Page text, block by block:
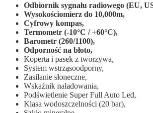
Odbiornik sygnału radiowego (EU,
Wysokościomierz do 10,000m,
Cyfrowy kompas,
Termometr (-10°C / +60°C),
Barometr (260/1100),
Odporność na błoto,
Koperta i pasek z tworzywa,
System wstrząsoodporny,
Zasilanie słoneczne,
Wskaźnik naładowania,
Podświetlenie Super Full Auto Led,
Klasa wodoszczelności (20 bar),